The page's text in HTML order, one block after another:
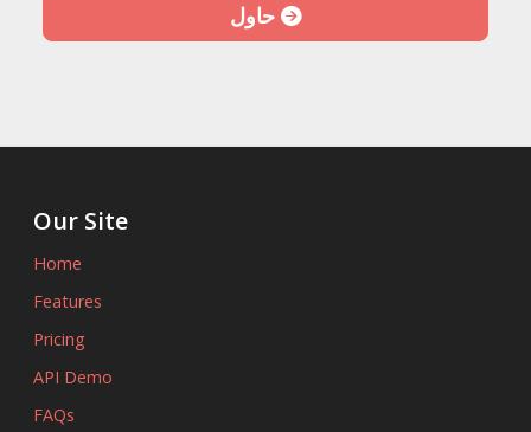
حاول
Our Site
Home
Features
Pricing
API Demo
FAQs